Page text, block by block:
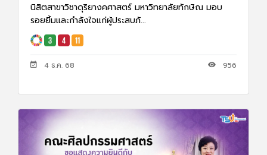
นิสิตสาขาวิชาดุริยางคศาสตร์ มหาวิทยาลัยทักษิณ มอบ
รอยยิ้มและกำลังใจแก่ผู้ประสบภั...
4 ธ.ค. 68 956